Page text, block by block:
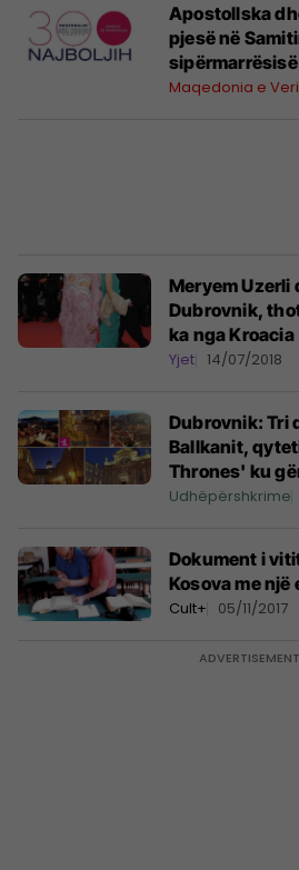
Apostollska
pjesë në
Maqedonia e
Meryem Uzerli
Dubrovnik,
ka nga Kroacia
Yjet 14/07/2018
Dubrovnik: Tri
Ballkanit,
Thrones' ku
modernen
Udhëpërshkrime
Dokument i
Kosova me
Cult+ 05/11/2017